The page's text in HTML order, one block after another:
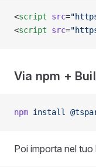
<script src=
<script src=
Via npm +
npm install
Poi importa nel